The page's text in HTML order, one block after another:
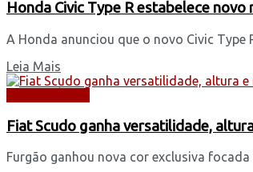
Honda Civic Type R estabelece
A Honda anunciou que o novo Civic Type
Leia Mais
Fiat Scudo ganha versatilidade,
Furgão ganhou nova cor exclusiva